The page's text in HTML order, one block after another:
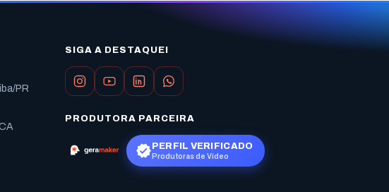
PR
SIGA A DESTAQUEI
PRODUTORA PARCEIRA
PERFIL VERIFICADO
Produtoras de Vídeo